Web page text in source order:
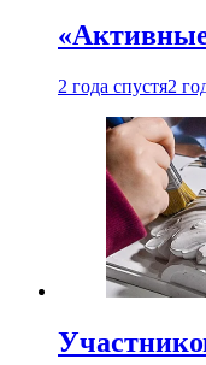
2 года спустя2